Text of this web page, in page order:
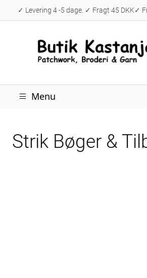
✓ Levering 4 -5 dage. ✓ Fragt 45 DKK✓
Menu
Strik Bøger &